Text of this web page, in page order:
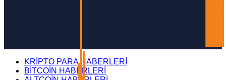
KRİPTO PARA HABERLERİ
BİTCOİN HABERLERİ